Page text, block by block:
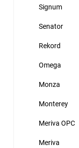
Signum
Senator
Rekord
Omega
Monza
Monterey
Meriva OPC
Meriva